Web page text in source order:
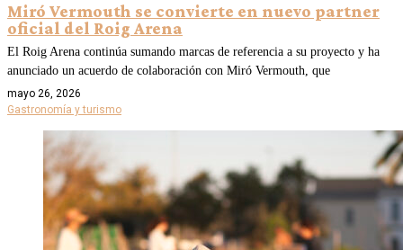
Miró Vermouth se convierte en nuevo partner
oficial del Roig Arena
El Roig Arena continúa sumando marcas de referencia a su proyecto y ha
anunciado un acuerdo de colaboración con Miró Vermouth, que
mayo 26, 2026
Gastronomía y turismo